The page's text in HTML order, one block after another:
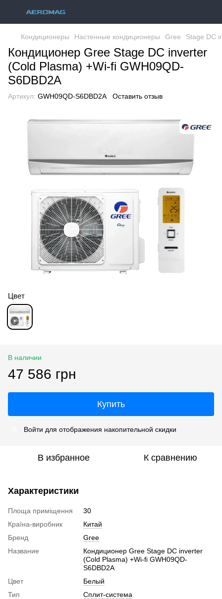
Кондиционеры Настенные кондиционеры Gree Stage DC
Кондиционер Gree Stage DC inverter
(Cold Plasma) +Wi-fi GWH09QD-
S6DBD2A
Артикул: GWH09QD-S6DBD2A Оставить отзыв
Цвет
В наличии
47 586 грн
Купить
Войти для отображения накопительной скидки
В избранное К сравнению
Характеристики
Площа приміщення
30
Країна-виробник
Китай
Бренд
Gree
Название
Кондиционер Gree Stage DC inverter
(Cold Plasma) +Wi-fi GWH09QD-
S6DBD2A
Цвет
Белый
Тип
Сплит-система